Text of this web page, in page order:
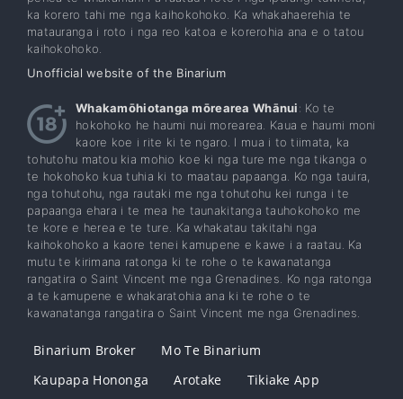
ka korero tahi me nga kaihokohoko. Ka whakahaerehia te
matauranga i roto i nga reo katoa e korerohia ana e o tatou
kaihokohoko.
Unofficial website of the Binarium
Whakamōhiotanga mōrearea Whānui: Ko te
hokohoko he haumi nui morearea. Kaua e haumi moni
kaore koe i rite ki te ngaro. I mua i to tiimata, ka
tohutohu matou kia mohio koe ki nga ture me nga tikanga o
te hokohoko kua tuhia ki to maatau papaanga. Ko nga tauira,
nga tohutohu, nga rautaki me nga tohutohu kei runga i te
papaanga ehara i te mea he taunakitanga tauhokohoko me
te kore e herea e te ture. Ka whakatau takitahi nga
kaihokohoko a kaore tenei kamupene e kawe i a raatau. Ka
mutu te kirimana ratonga ki te rohe o te kawanatanga
rangatira o Saint Vincent me nga Grenadines. Ko nga ratonga
a te kamupene e whakaratohia ana ki te rohe o te
kawanatanga rangatira o Saint Vincent me nga Grenadines.
Binarium Broker
Mo Te Binarium
Kaupapa Hononga
Arotake
Tikiake App